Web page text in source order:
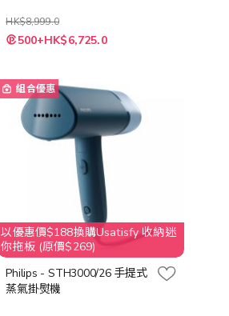
HK$8,999.0
500+HK$6,725.0
組合優惠
以優惠價$188換購Usatisfy 收納迷
你拖板 (原價$269)
Philips - STH3000/26 手提式
蒸氣掛熨機